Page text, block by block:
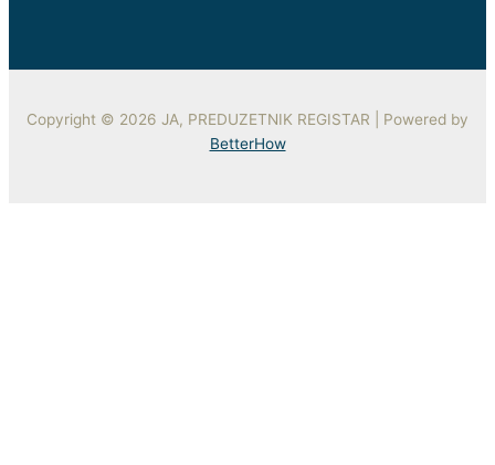
Copyright © 2026 JA, PREDUZETNIK REGISTAR | Powered by
BetterHow